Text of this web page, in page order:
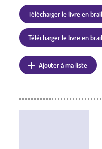
Télécharger le livre en
Télécharger le livre en
Ajouter à ma liste